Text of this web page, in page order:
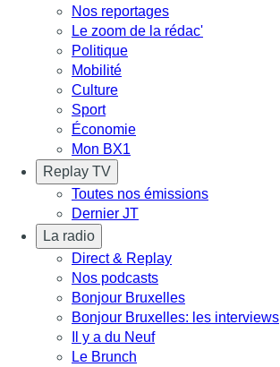
Nos reportages
Le zoom de la rédac'
Politique
Mobilité
Culture
Sport
Économie
Mon BX1
Replay TV
Toutes nos émissions
Dernier JT
La radio
Direct & Replay
Nos podcasts
Bonjour Bruxelles
Bonjour Bruxelles: les interviews
Il y a du Neuf
Le Brunch